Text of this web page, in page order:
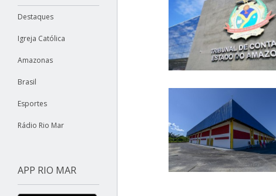
Destaques
Igreja Católica
Amazonas
Brasil
Esportes
Rádio Rio Mar
APP RIO MAR